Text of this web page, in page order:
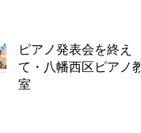
ピアノ発表会を終え
て・八幡西区ピアノ教
室